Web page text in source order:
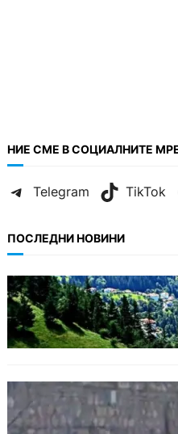
НИЕ СМЕ В СОЦИАЛНИТЕ
Telegram TikTok
ПОСЛЕДНИ НОВИНИ
БЪЛГАРИЯ
Полицията
фалшиви
БЪЛГАРИЯ
Ограничават
„Вълноломна“